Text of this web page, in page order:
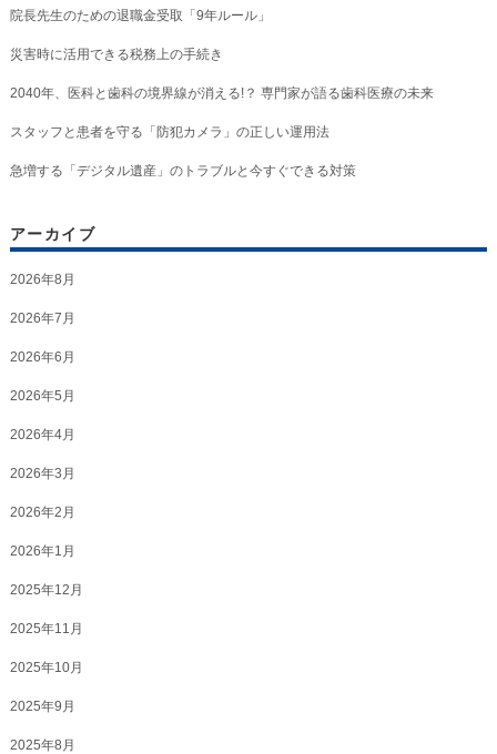
院長先生のための退職金受取「9年ルール」
災害時に活用できる税務上の手続き
2040年、医科と歯科の境界線が消える!？ 専門家が語る歯科医療の未来
スタッフと患者を守る「防犯カメラ」の正しい運用法
急増する「デジタル遺産」のトラブルと今すぐできる対策
アーカイブ
2026年8月
2026年7月
2026年6月
2026年5月
2026年4月
2026年3月
2026年2月
2026年1月
2025年12月
2025年11月
2025年10月
2025年9月
2025年8月